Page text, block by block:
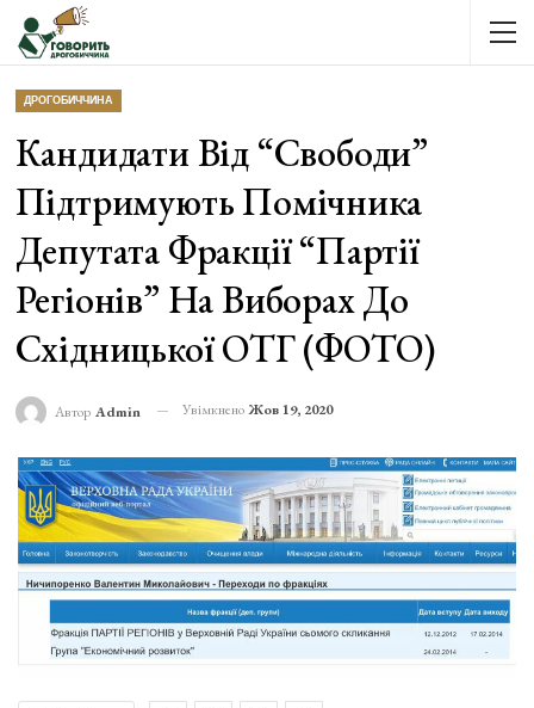
ДРОГОБИЧЧИНА
Кандидати Від “Свободи”
Підтримують Помічника
Депутата Фракції “Партії
Регіонів” На Виборах До
Східницької ОТГ (ФОТО)
Автор Admin Увімкнено Жов 19, 2020